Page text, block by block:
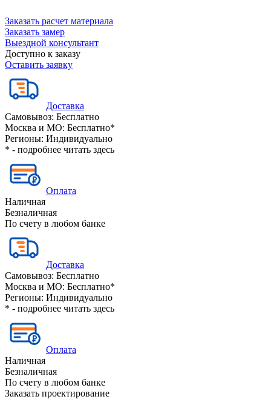
Заказать расчет материала
Заказать замер
Выездной консультант
Доступно к заказу
Оставить заявку
Доставка
Самовывоз: Бесплатно
Москва и МО: Бесплатно*
Регионы: Индивидуально
* - подробнее читать здесь
Оплата
Наличная
Безналичная
По счету в любом банке
Доставка
Самовывоз: Бесплатно
Москва и МО: Бесплатно*
Регионы: Индивидуально
* - подробнее читать здесь
Оплата
Наличная
Безналичная
По счету в любом банке
Заказать проектирование